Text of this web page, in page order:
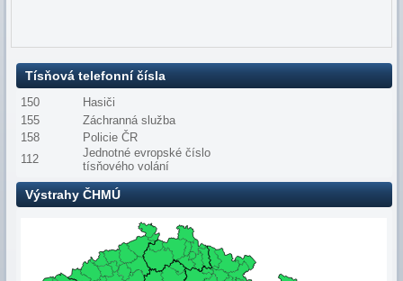
Tísňová telefonní čísla
150
Hasiči
155
Záchranná služba
158
Policie ČR
112
Jednotné evropské číslo
tísňového volání
Výstrahy ČHMÚ